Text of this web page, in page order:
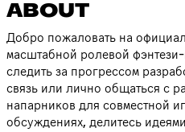
ABOUT
Добро пожаловать на
масштабной ролевой
следить за прогрессом
связь или лично общаться с
напарников для совместной
обсуждениях, делитесь